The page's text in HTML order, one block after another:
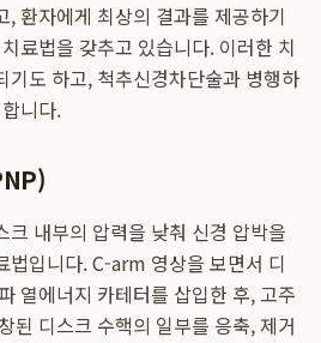
, 환자에게 최상의 결과를 제공하기
료법을 갖추고 있습니다. 이러한 치
기도 하고, 척추신경차단술과 병행하
니다.
크 내부의 압력을 낮춰 신경 압박을
법입니다. C-arm 영상을 보면서 디
열에너지 카테터를 삽입한 후, 고주
된 디스크 수핵의 일부를 응축, 제거